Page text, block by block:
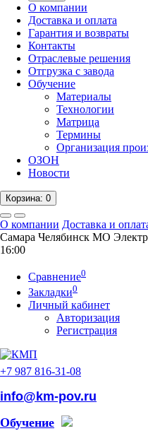
О компании
Доставка и оплата
Гарантия и возвраты
Контакты
Отраслевые решения
Отгрузка с завода
Обучение
Материалы
Технологии
Матрица
Термины
Организация
ОЗОН
Новости
Корзина: 0
О компании Доставка и
Самара Челябинск МO
16:00
Сравнение0
Закладки0
Личный кабинет
Авторизация
Регистрация
+7 987 816-31-08
info@km-pov.ru
Обучение